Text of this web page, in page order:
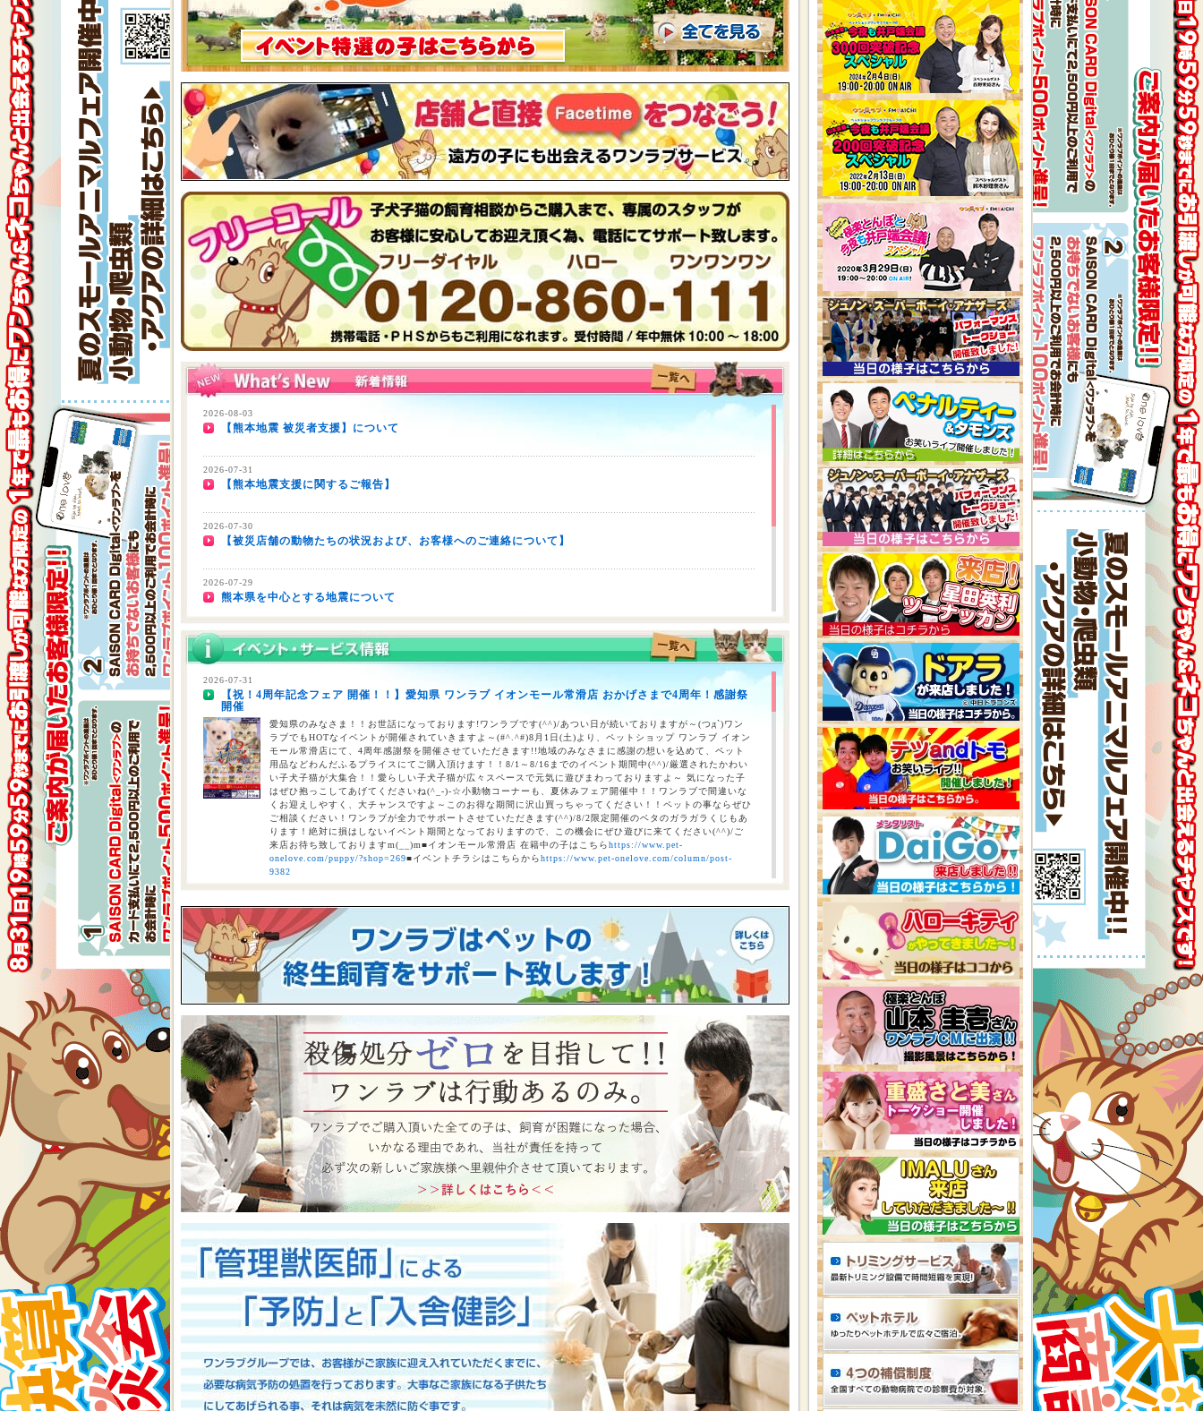
2026-08-03
【熊本地震 被災者支援】について
2026-07-31
【熊本地震支援に関するご報告】
2026-07-30
【被災店舗の動物たちの状況および、お客様へのご連絡について】
2026-07-29
熊本県を中心とする地震について
2026-07-28
【重要】熊本地震に伴う臨時休業のお知らせ（合志店・光の森店・西熊本店・はません店・宇土店）
2026-07-24
【大決算2026開催！！】香川県 ワンラブ イオンタウン宇多津店＆ゆめタウン三豊店 一年で一番お得な
大決算フェア開催中！！7/25～8/9まで｜ワンラブグループ
2026-07-31
【祝！4周年記念フェア 開催！！】愛知県 ワンラブ イオンモール常滑店 おかげさまで4周年！感謝祭
開催
愛知県のみなさま！！お世話になっております!ワンラブです(^^)/あつい日が続いておりますが～(つд`)ワン
ラブでもHOTなイベントが開催されていきますよ～(#^.^#)8月1日(土)より、ペットショップ ワンラブ イオン
モール常滑店にて、4周年感謝祭を開催させていただきます!!地域のみなさまに感謝の想いを込めて、ペット
用品などわんだふるプライスにてご購入頂けます！！8/1～8/16までのイベント期間中(^^)/厳選されたかわい
い子犬子猫が大集合！！愛らしい子犬子猫が広々スペースで元気に遊びまわっておりますよ～ 気になった子
はぜひ抱っこしてあげてくださいね(^_-)-☆小動物コーナーも、夏休みフェア開催中！！ワンラブで間違いな
くお迎えしやすく、大チャンスですよ～このお得な期間に沢山買っちゃってください！！ペットの事ならぜひ
ご相談ください！ワンラブが全力でサポートさせていただきます(^^)/8/2限定開催のベタのガラガラくじもあ
ります！絶対に損はしないイベント期間となっておりますので、この機会にぜひ遊びに来てください(^^)/ご
来店お待ち致しておりますm(__)m■イオンモール常滑店 在籍中の子はこちらhttps://www.pet-
onelove.com/puppy/?shop=269■イベントチラシはこちらからhttps://www.pet-onelove.com/column/post-
9382
2026-07-31
【2026年 大決算商談会 第2弾開催！！】ワンラブ総決算 22周年祭｜大決算商談会開幕！！ 8/31お引渡
しまで
ペットショップ ワンラブ 本気の大決算商談会！！ ワンラブ看板店舗にて、ポイントプレゼントキャンペー
ンがスタート！！ 2026年8月1日にLINE配信されておりますクーポンを2,500円以上のお会計時にご利用頂
くと、ワンラブポイントをプレゼント！！まだ会員アプリをご利用中でない方は、店頭で会員アプリを取得頂
くとクーポンが配信されますので、最寄店舗にてぜひご確認ください！！※ワンラブ看板店舗が対象※ 小動
くださいね イベント内容はこちら
https://www.pet-onelove.com/column/post-9344/
2026-07-24
【大決算2026開催！！】香川県 ワンラブ イオンタウン宇多津店＆ゆめタウン三豊店 一年で一番お得な
大決算フェア開催中！！7/25～8/9まで｜ワンラブグループ
香川県のみなさま、お世話になっております！！7月25日(土)より、ペットショップ ワンラブ イオンタウン宇
多津店、ゆめタウン三豊店合同にて、大決算フェアを開催させていただきます！！7/25～8/9までのイベント
期間中(^^)/厳選されたかわいい子犬子猫が大集合！！今年もぜひ遊びに来てください(^^)/ペット用品も専門
店として、品揃え豊富に取り揃えで、わんだふるプライスとなっております♪愛らしい子犬子猫が広々スペー
スで元気に遊びまわっておりますよ～ 気になった子はぜひ抱っこしてあげてくださいね(^_-)-☆一年で一番！
お迎えのチャンスですよ～このお得な期間に沢山買っちゃってください！！ペットの事ならぜひご相談くださ
い！ワンラブが全力でサポートさせていただきます(^^)/改めまして、地域の皆様に愛されるペットショップ
としてスタッフ一同頑張ってまいりますm(__)m ■ゆめタウン三豊店 在籍中の子はこちら https://www.pet-
2026-07-17
【Meet Your New Family Fes 開催！！】長野県 ワンラブ アリオ上田店 動物大集合イベント開催！！
7/18～8/2まで｜ワンラブグループ
長野のみなさま！！お世話になっております!ワンラブです(^^)/暑い日も多くなってまいりましたね 熱中症に
は注意しましょう！！ワンラブでもHOTなイベントが開催されていきますよ～(#^.^#)7月18日(土)より、ペッ
トショップ ワンラブ アリオ上田店にて、ペットイベントを開催させていただきます！！地域のみなさまに感
謝の想いを込めて、ペット用品などわんだふるプライスにてご購入頂けます！！7/18～8/2までのイベント期
間中(^^)/厳選されたかわいい子犬子猫が大集合！！愛らしい子犬子猫が広々スペースで元気に遊びまわって
おりますよ～ 気になった子はぜひ抱っこしてあげてくださいね(^_-)-☆大決算商談会も開催されておりますの
で、ワンラブで間違いなくお迎えしやすく、大チャンスですよ～このお得な期間に沢山買っちゃってくださ